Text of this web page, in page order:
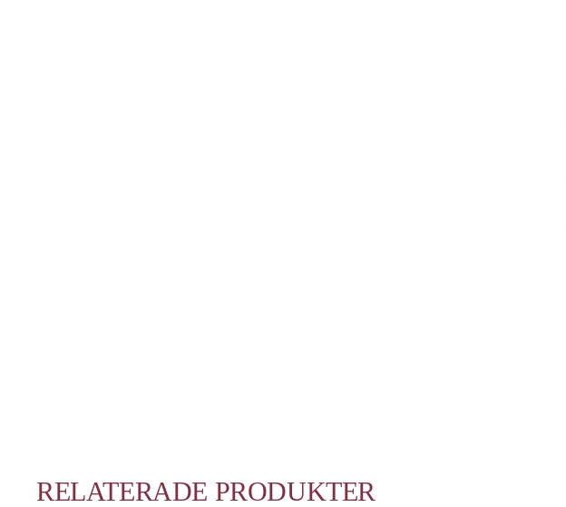
RELATERADE PRODUKTER